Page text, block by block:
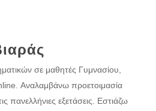
σε μαθητές Γυμνασίου,
Αναλαμβάνω προετοιμασία
πανελλήνιες εξετάσεις. Εστιάζω